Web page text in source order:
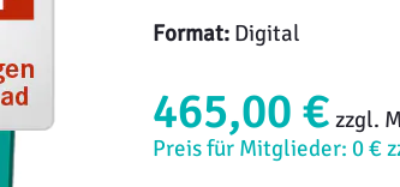
Format: Digital
465,00 € zzgl.
Preis für Mitglieder: 0 €